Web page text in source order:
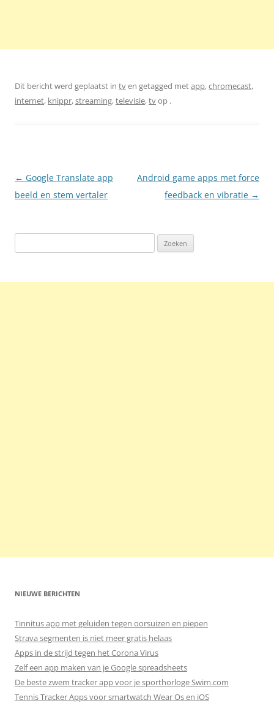
Dit bericht werd geplaatst in tven getagged metapp,chromecast,
internet, knippr,streaming,televisie,tvop .
Berichtnavigatie
← Google Translate app
beeld en stem vertaler
Android game apps met force
feedback en vibratie →
naar:
NIEUWE BERICHTEN
Tinnitus app met geluiden tegen oorsuizen en piepen
Strava segmenten is niet meer gratis helaas
Apps in de strijd tegen het Corona Virus
Zelf een app maken van je Google spreadsheets
De beste zwem tracker app voor je sporthorloge Swim.com
Tennis Tracker Apps voor smartwatch Wear Os en iOS